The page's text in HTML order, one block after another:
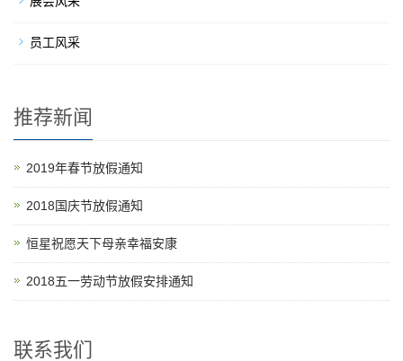
员工风采
推荐新闻
2019年春节放假通知
2018国庆节放假通知
恒星祝愿天下母亲幸福安康
2018五一劳动节放假安排通知
联系我们